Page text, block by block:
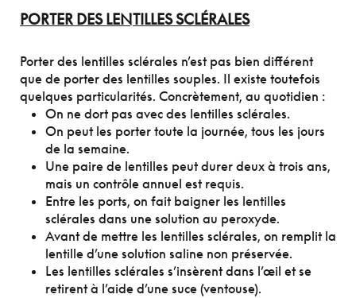
PORTER DES LENTILLES SCLÉRALES
Porter des lentilles sclérales n’est pas bien différent
que de porter des lentilles souples. Il existe toutefois
quelques particularités. Concrètement, au quotidien :
On ne dort pas avec des lentilles sclérales.
On peut les porter toute la journée, tous les jours
de la semaine.
Une paire de lentilles peut durer deux à trois ans,
mais un contrôle annuel est requis.
Entre les ports, on fait baigner les lentilles
sclérales dans une solution au peroxyde.
Avant de mettre les lentilles sclérales, on remplit la
lentille d’une solution saline non préservée.
Les lentilles sclérales s’insèrent dans l’œil et se
retirent à l’aide d’une suce (ventouse).